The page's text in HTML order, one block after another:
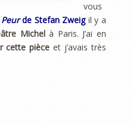
vous
de Stefan Zweigil y a
Michelà Paris. J’ai en
cette pièce et j’avais très